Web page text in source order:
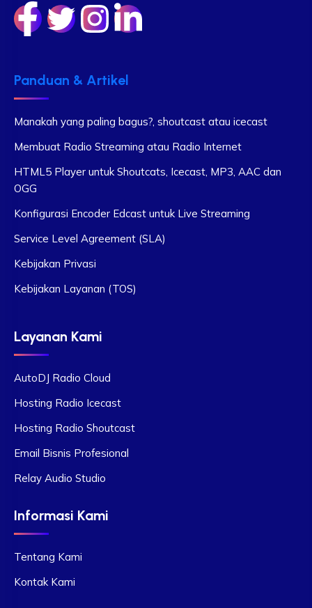
Panduan & Artikel
Manakah yang paling bagus?, shoutcast atau icecast
Membuat Radio Streaming atau Radio Internet
HTML5 Player untuk Shoutcats, Icecast, MP3, AAC dan
OGG
Konfigurasi Encoder Edcast untuk Live Streaming
Service Level Agreement (SLA)
Kebijakan Privasi
Kebijakan Layanan (TOS)
Layanan Kami
AutoDJ Radio Cloud
Hosting Radio Icecast
Hosting Radio Shoutcast
Email Bisnis Profesional
Relay Audio Studio
Informasi Kami
Tentang Kami
Kontak Kami